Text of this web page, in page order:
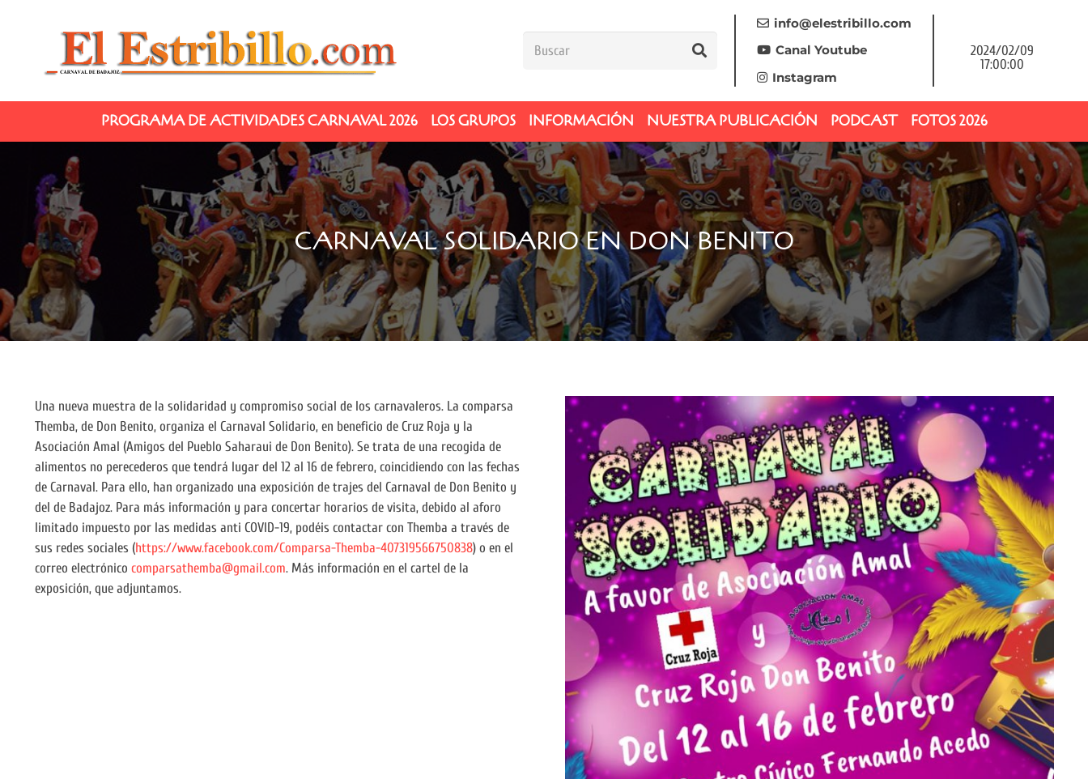
info@elestribillo.com
Canal Youtube
Instagram
2024/02/09
17:00:00
PROGRAMA DE ACTIVIDADES CARNAVAL 2026 LOS GRUPOS INFORMACIÓN NUESTRA PUBLICACIÓN PODCAST FOTOS 2026
CARNAVAL SOLIDARIO EN DON BENITO
Una nueva muestra de la solidaridad y compromiso social de los carnavaleros. La comparsa
Themba, de Don Benito, organiza el Carnaval Solidario, en beneficio de Cruz Roja y la
Asociación Amal (Amigos del Pueblo Saharaui de Don Benito). Se trata de una recogida de
alimentos no perecederos que tendrá lugar del 12 al 16 de febrero, coincidiendo con las fechas
de Carnaval. Para ello, han organizado una exposición de trajes del Carnaval de Don Benito y
del de Badajoz. Para más información y para concertar horarios de visita, debido al aforo
limitado impuesto por las medidas anti COVID-19, podéis contactar con Themba a través de
sus redes sociales (https://www.facebook.com/Comparsa-Themba-407319566750838) o en el
correo electrónico comparsathemba@gmail.com. Más información en el cartel de la
exposición, que adjuntamos.